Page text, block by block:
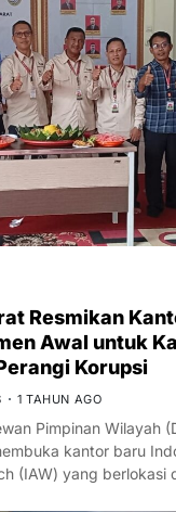
Resmikan
Awal untuk
Korupsi
1 TAHUN AGO
Pimpinan Wilayah
kantor baru
(IAW) yang berlokasi